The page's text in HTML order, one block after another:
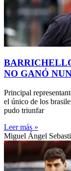
NO GANÓ
Principal
el único de los
pudo triunfar
Leer más »
Miguel Ángel